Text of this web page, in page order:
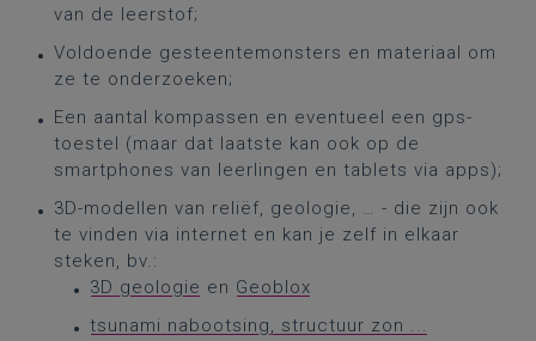
van de leerstof;
Voldoende gesteentemonsters en materiaal om
ze te onderzoeken;
Een aantal kompassen en eventueel een gps-
toestel (maar dat laatste kan ook op de
smartphones van leerlingen en tablets via apps);
3D-modellen van reliëf, geologie, … - die zijn ook
te vinden via internet en kan je zelf in elkaar
steken, bv.:
3D geologie en Geoblox
tsunami nabootsing, structuur zon ...